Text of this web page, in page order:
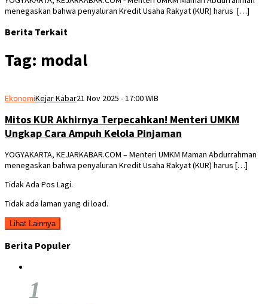
menegaskan bahwa penyaluran Kredit Usaha Rakyat (KUR) harus […]
Berita Terkait
Tag: modal
EkonomiKejar Kabar21 Nov 2025 - 17:00 WIB
Mitos KUR Akhirnya Terpecahkan! Menteri UMKM
Ungkap Cara Ampuh Kelola Pinjaman
YOGYAKARTA, KEJARKABAR.COM – Menteri UMKM Maman Abdurrahman
menegaskan bahwa penyaluran Kredit Usaha Rakyat (KUR) harus […]
Tidak Ada Pos Lagi.
Tidak ada laman yang di load.
Lihat Lainnya
Berita Populer
1